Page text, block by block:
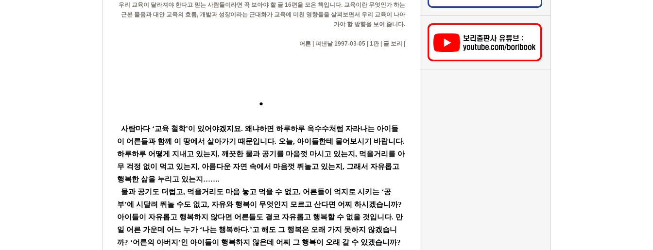
우리 교육이 달라져야 한다고 믿는 사람들이라면 꼭 보아야 할 글 16편을 모은 책입니다. 교육이란 무엇인가 하는
근본 물음과 대안 교육의 흐름, 개발과 성장이라는 근대화가 교육에 미친 영향들을 살펴보면서 우리 교육이 나아
가야 할 방향을 보여 줍니다.
어른 | 펴낸날 1997-03-05 | 1판 | 글 보리 |
●
사람마다 ‘교육 철학’이 있어야겠지요. 왜냐하면 하루하루 옥수수처럼 자라나는 아이들
이 어른들과 함께 이 땅에서 살아가기 때문입니다. 오늘, 아이들한테 물어보시기 바랍니다.
하루하루 어떻게 지내고 있는지, 깨끗한 물과 공기를 마음껏 마시고 있는지, 먹을거리를 아
무 걱정 없이 먹고 있는지, 아름다운 자연 속에서 마음껏 뛰놀고 있는지, 그래서 자유롭고
행복한 삶을 누리고 있는지…….
물과 공기도 더럽고, 먹을거리도 마음 놓고 먹을 수 없고, 어른들이 억지로 시키는 ‘공
부’에 시달려 뛰놀 수도 없고, 자유와 행복이 무엇인지 모르고 산다면 어찌 하시겠습니까?
아이들이 자유롭고 행복하지 않다면 어른들도 결코 자유롭고 행복할 수 없을 것입니다. 만
일 어른 가운데 어느 누가 ‘나는 행복하다.’고 해도 그 행복은 오래 가지 못하지 않겠습니
까? ‘어른의 아버지’인 아이들이 행복하지 않은데 어찌 그 행복이 오래 갈 수 있겠습니까?